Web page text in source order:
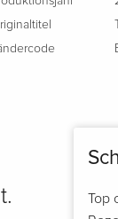
Top